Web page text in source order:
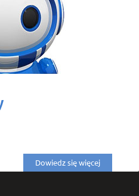
Dowiedz się więcej